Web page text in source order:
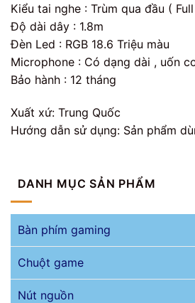
DANH MỤC SẢN PHẨM
Bàn phím gaming
Chuột game
Nút nguồn
Kiểu tai nghe : Trùm qua đầu (
Độ dài dây : 1.8m
Đèn Led : RGB 18.6 Triệu màu
Microphone : Có dạng dài , uốn
Bảo hành : 12 tháng
Xuất xứ: Trung Quốc
Hướng dẫn sử dụng: Sản phẩm